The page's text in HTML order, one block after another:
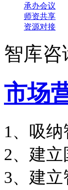
承办会议
师资共享
资源对接
智库咨
市场
1、吸
2、建
3、建立